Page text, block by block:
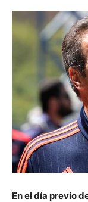
En el día previo